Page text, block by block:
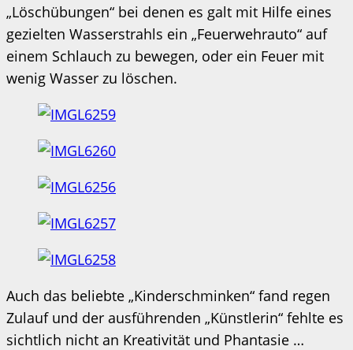
„Löschübungen“ bei denen es galt mit Hilfe eines
gezielten Wasserstrahls ein „Feuerwehrauto“ auf
einem Schlauch zu bewegen, oder ein Feuer mit
wenig Wasser zu löschen.
Auch das beliebte „Kinderschminken“ fand regen
Zulauf und der ausführenden „Künstlerin“ fehlte es
sichtlich nicht an Kreativität und Phantasie …